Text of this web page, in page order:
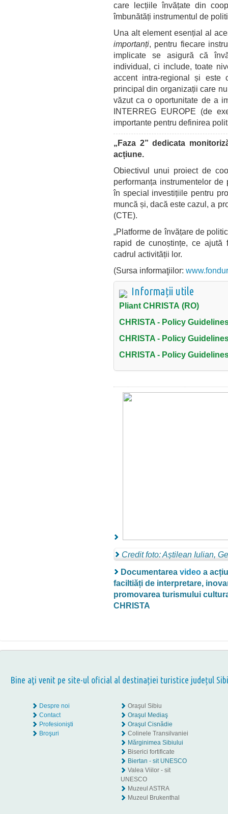
care lecțiile învățate din
îmbunătăți instrumentul de
Una alt element esențial al
importanți, pentru fiecare
implicate se asigură că
individual, ci include, toate
accent intra-regional și este
principal din organizații care
văzut ca o oportunitate de a
INTERREG EUROPE (de
importante pentru definirea
„Faza 2” dedicata
acțiune.
Obiectivul unui proiect de
performanța instrumentelor
în special investițiile pentru
muncă și, dacă este cazul, a
(CTE).
„Platforme de învățare de
rapid de cunoștințe, ce
cadrul activității lor.
(Sursa informaţiilor:
Informații utile
Pliant CHRISTA (RO)
CHRISTA - Policy
CHRISTA - Policy
CHRISTA - Policy
Credit foto: Aștilean Iulian,
Documentarea video a
faciltiăți de interpretare,
promovarea turismului
CHRISTA
Bine aţi venit pe site-ul oficial al destinației turistice județul
Despre noi
Contact
Profesionişti
Broşuri
Oraşul Sibiu
Oraşul Mediaş
Oraşul Cisnădie
Colinele Transilvaniei
Mărginimea Sibiului
Biserici fortificate
Biertan - sit UNESCO
Valea Viilor - sit
UNESCO
Muzeul ASTRA
Muzeul Brukenthal